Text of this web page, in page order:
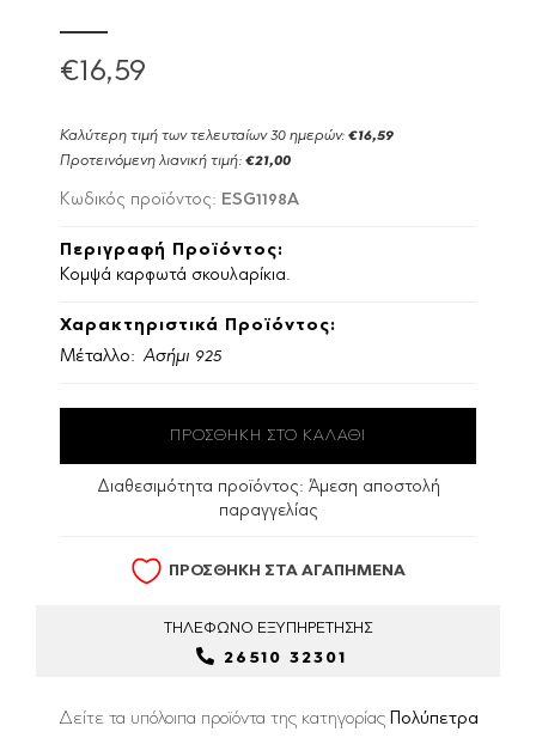
€16,59
Καλύτερη τιμή των τελευταίων 30 ημερών: €16,59
Προτεινόμενη λιανική τιμή: €21,00
Κωδικός προϊόντος: ESG1198A
Περιγραφή Προϊόντος:
Κομψά καρφωτά σκουλαρίκια.
Χαρακτηριστικά Προϊόντος:
Μέταλλο: Ασήμι 925
Διαθεσιμότητα προϊόντος: Άμεση αποστολή
παραγγελίας
ΠΡΟΣΘΗΚΗ ΣΤΑ ΑΓΑΠΗΜΕΝΑ
ΤΗΛΕΦΩΝΟ ΕΞΥΠΗΡΕΤΗΣΗΣ
26510 32301
Δείτε τα υπόλοιπα προϊόντα της κατηγορίας Πολύπετρα